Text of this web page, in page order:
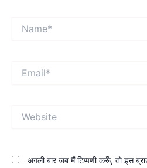
अगली बार जब मैं टिप्पणी करूँ, तो इस